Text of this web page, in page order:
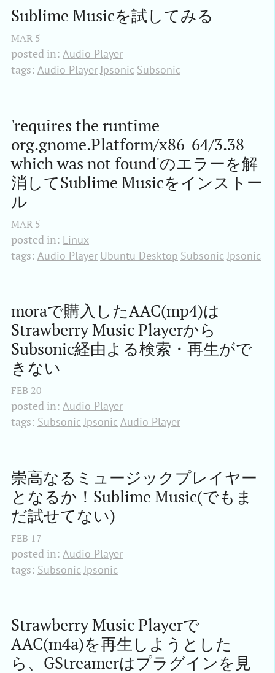
Sublime Musicを試してみる
MAR 5
posted in: Audio Player
tags: Audio PlayerJpsonic Subsonic
'requires the runtime
org.gnome.Platform/x86_64/3.38
which was not found'のエラーを解
消してSublime Musicをインストー
ル
MAR 5
posted in: Linux
tags: Audio Player Ubuntu Desktop Subsonic Jpsonic
moraで購入したAAC(mp4)は
Strawberry Music Playerから
Subsonic経由よる検索・再生がで
きない
FEB 20
posted in: Audio Player
tags: SubsonicJpsonicAudio Player
崇高なるミュージックプレイヤー
となるか！Sublime Music(でもま
だ試せてない)
FEB 17
posted in: Audio Player
tags: Subsonic Jpsonic
Strawberry Music Playerで
AAC(m4a)を再生しようとした
ら、GStreamerはプラグインを見